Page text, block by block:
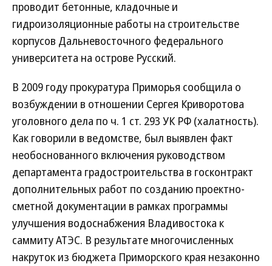
проводит бетонные, кладочные и
гидроизоляционные работы на строительстве
корпусов Дальневосточного федерального
университета на острове Русский.
В 2009 году прокуратура Приморья сообщила о
возбуждении в отношении Сергея Криворотова
уголовного дела по ч. 1 ст. 293 УК РФ (халатность).
Как говорили в ведомстве, был выявлен факт
необоснованного включения руководством
департамента градостроительства в госконтракт
дополнительных работ по созданию проектно-
сметной документации в рамках программы
улучшения водоснабжения Владивостока к
саммиту АТЭС. В результате многочисленных
накруток из бюджета Приморского края незаконно